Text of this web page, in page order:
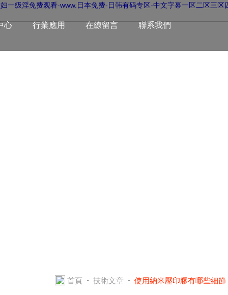
一级淫免费观看-www.日本免费-日韩有码专区-中文字幕一区二区三区
心 行業應用 在線留言 聯系我們
首頁 - 技術文章 - 使用納米壓印膠有哪些細節